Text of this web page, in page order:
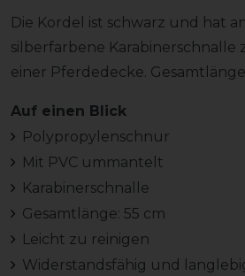
Die Kordel ist schwarz und hat
silberfarbene Karabinerschnalle
einer Pferdedecke.
Auf einen Blick
Polypropylenschnur
Mit PVC ummantelt
Karabinerschnalle
Gesamtlänge: 55 cm
Leicht zu reinigen
Widerstandsfähig und